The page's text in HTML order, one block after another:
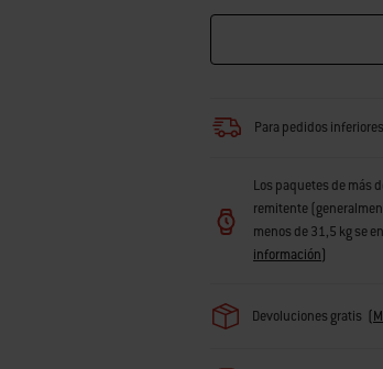
Para pedidos
Los paquetes de más
remitente
menos de 31,5 kg se
información)
Devoluciones gratis (